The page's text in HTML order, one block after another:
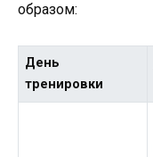
образом:
День
тренировки